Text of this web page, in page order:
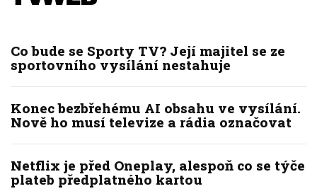
Co bude se Sporty TV? Její majitel se ze
sportovního vysílání nestahuje
Konec bezbřehému AI obsahu ve vysílání.
Nově ho musí televize a rádia označovat
Netflix je před Oneplay, alespoň co se týče
plateb předplatného kartou